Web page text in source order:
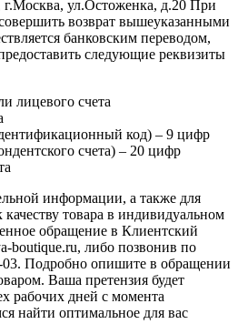
ул.Остоженка, д.20 При
возврат вышеуказанными
банковским переводом,
следующие реквизиты
лицевого счета
код) – 9 цифр
счета) – 20 цифр
информации, а также для
товара в индивидуальном
обращение в Клиентский
boutique.ru, либо позвонив по
03. Подробно опишите в обращении
Ваша претензия будет
рабочих дней с момента
найти оптимальное для вас